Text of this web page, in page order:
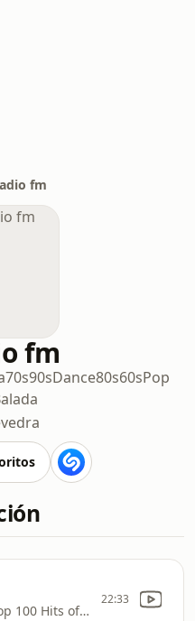
fm
fm
70s90sDance80s60sPop
Manolo- Billboard Top 100 Hits of the 80's
22:33